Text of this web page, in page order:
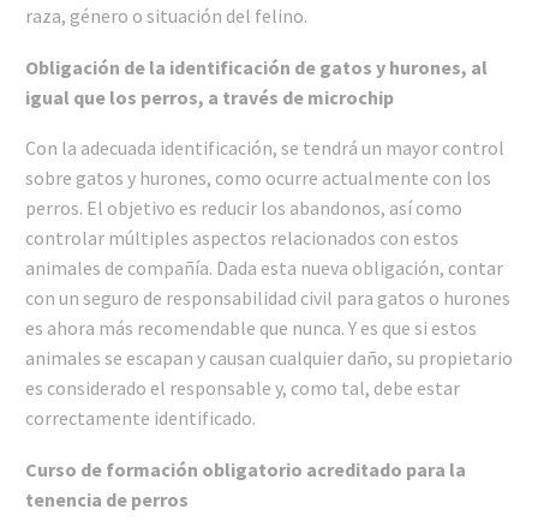
raza, género o situación del felino.
Obligación de la identificación de gatos y hurones, al
igual que los perros, a través de microchip
Con la adecuada identificación, se tendrá un mayor control
sobre gatos y hurones, como ocurre actualmente con los
perros. El objetivo es reducir los abandonos, así como
controlar múltiples aspectos relacionados con estos
animales de compañía. Dada esta nueva obligación, contar
con un seguro de responsabilidad civil para gatos o hurones
es ahora más recomendable que nunca. Y es que si estos
animales se escapan y causan cualquier daño, su propietario
es considerado el responsable y, como tal, debe estar
correctamente identificado.
Curso de formación obligatorio acreditado para la
tenencia de perros